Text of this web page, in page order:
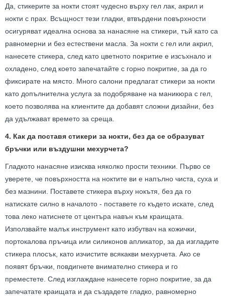
Да, стикерите за нокти стоят чудесно върху гел лак, акрил и
нокти с прах. Всъщност тези гладки, втвърдени повърхности
осигуряват идеална основа за нанасяне на стикери, тъй като са
равномерни и без естествени масла. За нокти с гел или акрил,
нанесете стикера, след като цветното покритие е изсъхнало и
охладено, след което запечатайте с горно покритие, за да го
фиксирате на място. Много салони предлагат стикери за нокти
като допълнителна услуга за подобряване на маникюра с гел,
което позволява на клиентите да добавят сложни дизайни, без
да удължават времето за среща.
4. Как да поставя стикери за нокти, без да се образуват
бръчки или въздушни мехурчета?
Гладкото нанасяне изисква няколко прости техники. Първо се
уверете, че повърхността на ноктите ви е напълно чиста, суха и
без мазнини. Поставете стикера върху нокътя, без да го
натискате силно в началото - поставете го където искате, след
това леко натиснете от центъра навън към краищата.
Използвайте малък инструмент като избутвач на кожички,
портокалова пръчица или силиконов апликатор, за да изгладите
стикера плосък, като изчистите всякакви мехурчета. Ако се
появят бръчки, повдигнете внимателно стикера и го
преместете. След изглаждане нанесете горно покритие, за да
запечатате краищата и да създадете гладко, равномерно